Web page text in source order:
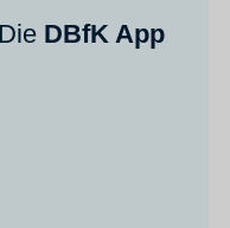
DBfK App